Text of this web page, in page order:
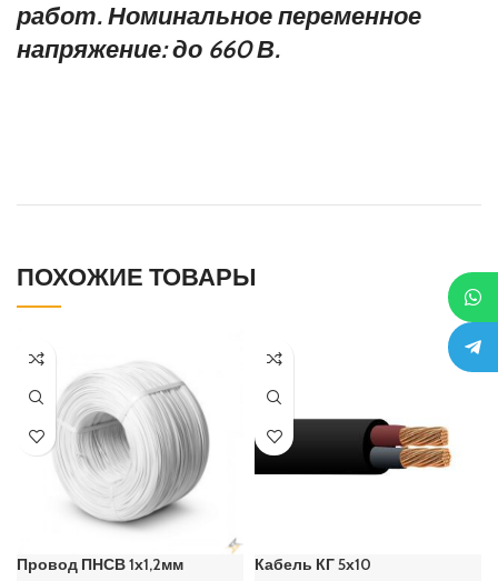
работ. Номинальное переменное
напряжение: до 660 В.
ПОХОЖИЕ ТОВАРЫ
Провод ПНСВ 1х1,2мм Кабель КГ 5х10